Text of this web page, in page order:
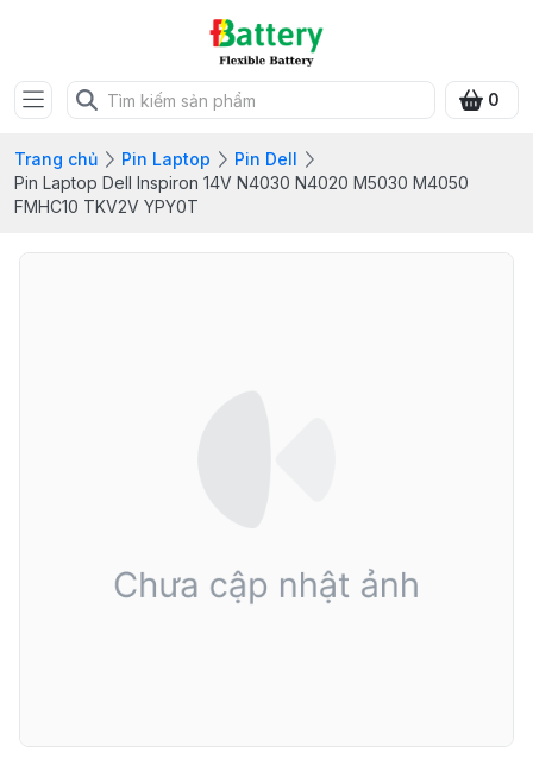
0
Trang chủ Pin Laptop
Pin Dell
Pin Laptop Dell Inspiron 14V N4030 N4020 M5030 M4050
FMHC10 TKV2V YPY0T